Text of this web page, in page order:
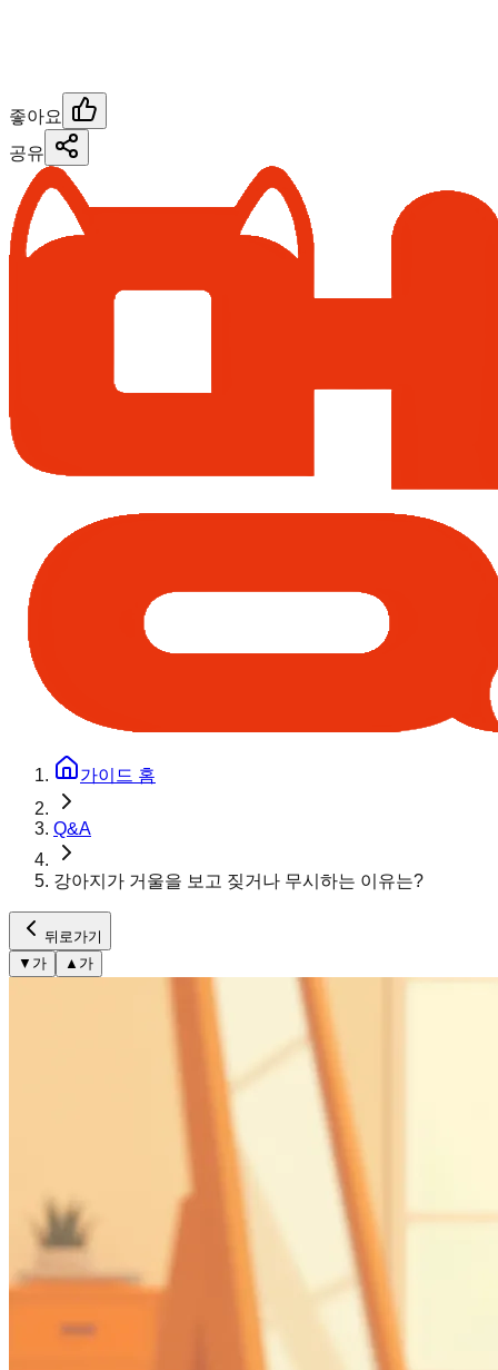
좋아요
공유
가이드 홈
Q&A
강아지가 거울을 보고 짖거나 무시하는 이유는?
뒤로가기
▼ 가 ▲ 가